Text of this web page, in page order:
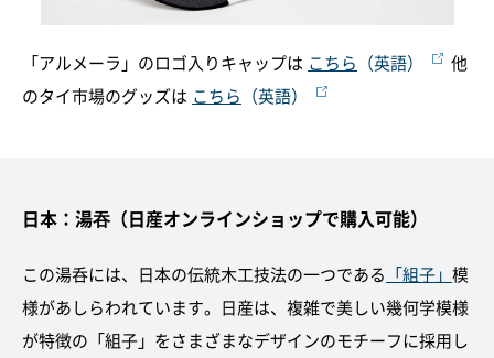
「アルメーラ」のロゴ入りキャップは こちら （英語）
他
のタイ市場のグッズは こちら （英語）
日本：湯吞（日産オンラインショップで購入可能）
この湯呑には、日本の伝統木工技法の一つである 「組子 」 模
様があしらわれています。日産は、複雑で美しい幾何学模様
が特徴の「組子」をさまざまなデザインのモチーフに採用し